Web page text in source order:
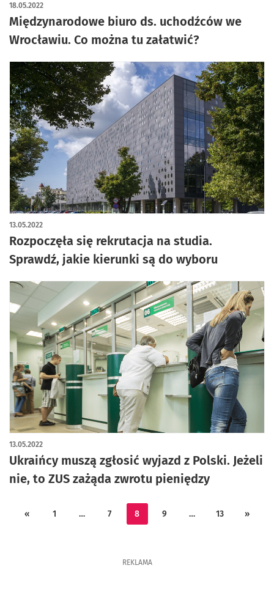
Międzynarodowe biuro ds. uchodźców we
Wrocławiu. Co można tu załatwić?
18.05.2022
Rozpoczęła się rekrutacja na studia.
Sprawdź, jakie kierunki są do wyboru
13.05.2022
Ukraińcy muszą zgłosić wyjazd z Polski. Jeżeli
nie, to ZUS zażąda zwrotu pieniędzy
13.05.2022
« 1 … 7 8 9 … 13 »
REKLAMA